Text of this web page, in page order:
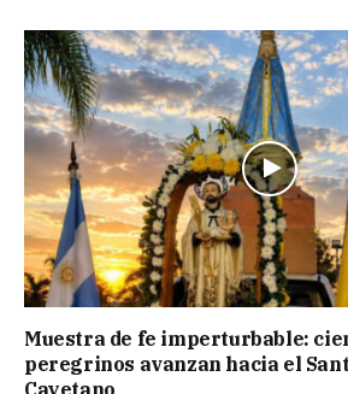
Muestra de fe imperturbable:
peregrinos avanzan hacia el
Cayetano